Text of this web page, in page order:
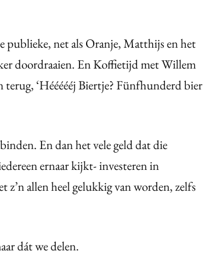
publieke, net als Oranje, Matthijs en het
doordraaien. En Koffietijd met Willem
‘Héééééj Biertje? Fünfhunderd bier
En dan het vele geld dat die
ernaar kijkt- investeren in
z’n allen heel gelukkig van worden, zelfs
dát we delen.